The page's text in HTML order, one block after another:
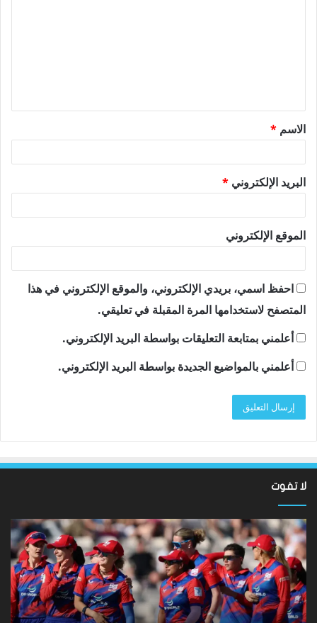
ق
*
الاسم *
البريد الإلكتروني *
الموقع الإلكتروني
احفظ اسمي، بريدي الإلكتروني، والموقع الإلكتروني في هذا
المتصفح لاستخدامها المرة المقبلة في تعليقي.
أعلمني بمتابعة التعليقات بواسطة البريد الإلكتروني.
أعلمني بالمواضيع الجديدة بواسطة البريد الإلكتروني.
لا تفوت
نتائج
Hundred
2026:
فاز
فريق
Southern
Brave